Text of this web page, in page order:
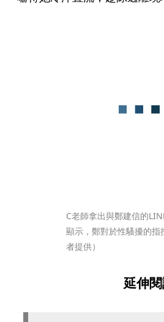
C老師拿出與鄭建信的
顯示，鄭對於性騷擾的指
者提供）
延伸